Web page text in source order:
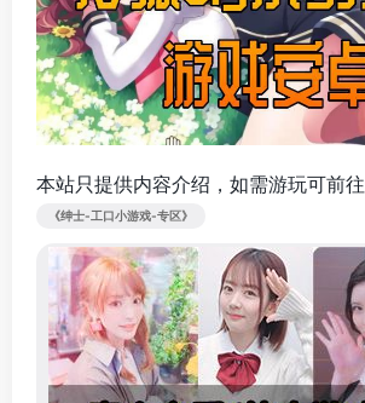
本站只提供内容介绍，如需游玩可前往
《绅士-工口小游戏-专区》